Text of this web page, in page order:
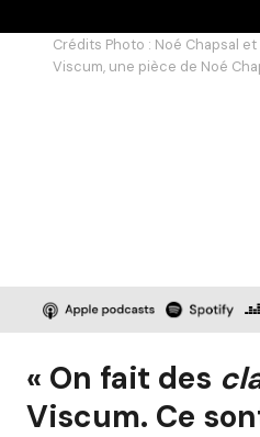
Crédits Photo : Noé Chapsal
Viscum, une pièce de Noé
« On fait des
Viscum. Ce